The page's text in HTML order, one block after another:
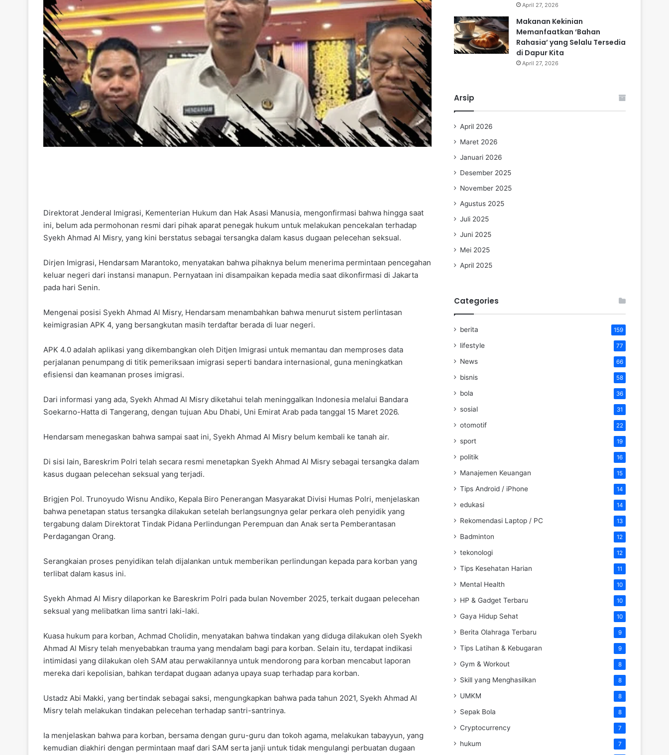
Direktorat Jenderal Imigrasi, Kementerian Hukum dan Hak Asasi Manusia, mengonfirmasi bahwa hingga saat
ini, belum ada permohonan resmi dari pihak aparat penegak hukum untuk melakukan pencekalan terhadap
Syekh Ahmad Al Misry, yang kini berstatus sebagai tersangka dalam kasus dugaan pelecehan seksual.
Dirjen Imigrasi, Hendarsam Marantoko, menyatakan bahwa pihaknya belum menerima permintaan pencegahan
keluar negeri dari instansi manapun. Pernyataan ini disampaikan kepada media saat dikonfirmasi di Jakarta
pada hari Senin.
Mengenai posisi Syekh Ahmad Al Misry, Hendarsam menambahkan bahwa menurut sistem perlintasan
keimigrasian APK 4, yang bersangkutan masih terdaftar berada di luar negeri.
APK 4.0 adalah aplikasi yang dikembangkan oleh Ditjen Imigrasi untuk memantau dan memproses data
perjalanan penumpang di titik pemeriksaan imigrasi seperti bandara internasional, guna meningkatkan
efisiensi dan keamanan proses imigrasi.
Dari informasi yang ada, Syekh Ahmad Al Misry diketahui telah meninggalkan Indonesia melalui Bandara
Soekarno-Hatta di Tangerang, dengan tujuan Abu Dhabi, Uni Emirat Arab pada tanggal 15 Maret 2026.
Hendarsam menegaskan bahwa sampai saat ini, Syekh Ahmad Al Misry belum kembali ke tanah air.
Di sisi lain, Bareskrim Polri telah secara resmi menetapkan Syekh Ahmad Al Misry sebagai tersangka dalam
kasus dugaan pelecehan seksual yang terjadi.
Brigjen Pol. Trunoyudo Wisnu Andiko, Kepala Biro Penerangan Masyarakat Divisi Humas Polri, menjelaskan
bahwa penetapan status tersangka dilakukan setelah berlangsungnya gelar perkara oleh penyidik yang
tergabung dalam Direktorat Tindak Pidana Perlindungan Perempuan dan Anak serta Pemberantasan
Perdagangan Orang.
Serangkaian proses penyidikan telah dijalankan untuk memberikan perlindungan kepada para korban yang
terlibat dalam kasus ini.
Syekh Ahmad Al Misry dilaporkan ke Bareskrim Polri pada bulan November 2025, terkait dugaan pelecehan
seksual yang melibatkan lima santri laki-laki.
Kuasa hukum para korban, Achmad Cholidin, menyatakan bahwa tindakan yang diduga dilakukan oleh Syekh
Ahmad Al Misry telah menyebabkan trauma yang mendalam bagi para korban. Selain itu, terdapat indikasi
intimidasi yang dilakukan oleh SAM atau perwakilannya untuk mendorong para korban mencabut laporan
mereka dari kepolisian, bahkan terdapat dugaan adanya upaya suap terhadap para korban.
Ustadz Abi Makki, yang bertindak sebagai saksi, mengungkapkan bahwa pada tahun 2021, Syekh Ahmad Al
Misry telah melakukan tindakan pelecehan terhadap santri-santrinya.
Ia menjelaskan bahwa para korban, bersama dengan guru-guru dan tokoh agama, melakukan tabayyun, yang
kemudian diakhiri dengan permintaan maaf dari SAM serta janji untuk tidak mengulangi perbuatan dugaan
April 27, 2026
Makanan Kekinian
Memanfaatkan ‘Bahan
Rahasia’ yang Selalu Tersedia
di Dapur Kita
April 27, 2026
Arsip
April 2026
Maret 2026
Januari 2026
Desember 2025
November 2025
Agustus 2025
Juli 2025
Juni 2025
Mei 2025
April 2025
Categories
berita 159
lifestyle 77
News 66
bisnis 58
bola 36
sosial 31
otomotif 22
sport 19
politik 16
Manajemen Keuangan 15
Tips Android / iPhone 14
edukasi 14
Rekomendasi Laptop / PC 13
Badminton 12
tekonologi 12
Tips Kesehatan Harian 11
Mental Health 10
HP & Gadget Terbaru 10
Gaya Hidup Sehat 10
Berita Olahraga Terbaru 9
Tips Latihan & Kebugaran 9
Gym & Workout 8
Skill yang Menghasilkan 8
UMKM 8
Sepak Bola 8
Cryptocurrency 7
hukum 7